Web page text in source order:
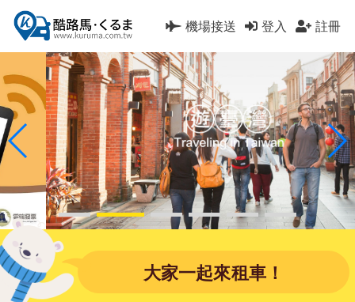
機場接送 登入 註冊
大家一起來租車！